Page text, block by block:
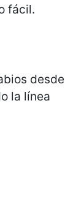
fácil.
desde
la línea